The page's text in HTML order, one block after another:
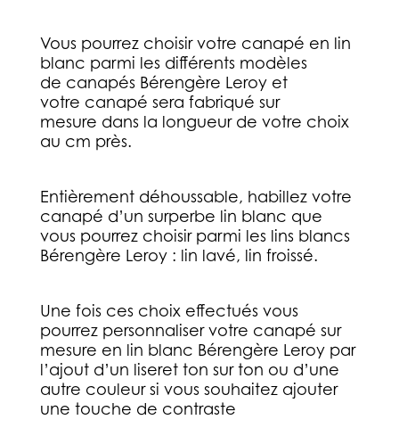
Vous pourrez choisir votre canapé en lin
blanc parmi les différents modèles
de canapés Bérengère Leroy et
votre canapé sera fabriqué sur
mesure dans la longueur de votre choix
au cm près.
Entièrement déhoussable, habillez votre
canapé d’un surperbe lin blanc que
vous pourrez choisir parmi les lins blancs
Bérengère Leroy : lin lavé, lin froissé.
Une fois ces choix effectués vous
pourrez personnaliser votre canapé sur
mesure en lin blanc Bérengère Leroy par
l’ajout d’un liseret ton sur ton ou d’une
autre couleur si vous souhaitez ajouter
une touche de contraste